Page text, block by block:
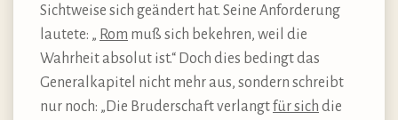
Sichtweise sich geändert hat. Seine Anforderung
lautete: „ Rom muß sich bekehren, weil die
Wahrheit absolut ist.“ Doch dies bedingt das
Generalkapitel nicht mehr aus, sondern schreibt
nur noch: „Die Bruderschaft verlangtfür sich die